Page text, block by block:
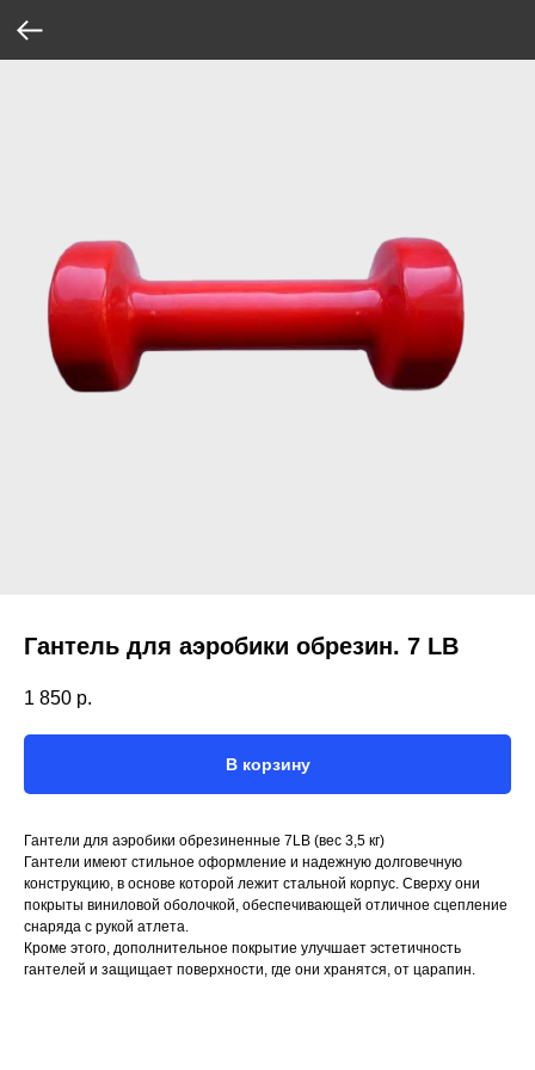
Гантель для аэробики обрезин. 7 LB
1 850 р.
В корзину
Гантели для аэробики обрезиненные 7LB (вес 3,5 кг)
Гантели имеют стильное оформление и надежную долговечную
конструкцию, в основе которой лежит стальной корпус. Сверху они
покрыты виниловой оболочкой, обеспечивающей отличное сцепление
снаряда с рукой атлета.
Кроме этого, дополнительное покрытие улучшает эстетичность
гантелей и защищает поверхности, где они хранятся, от царапин.